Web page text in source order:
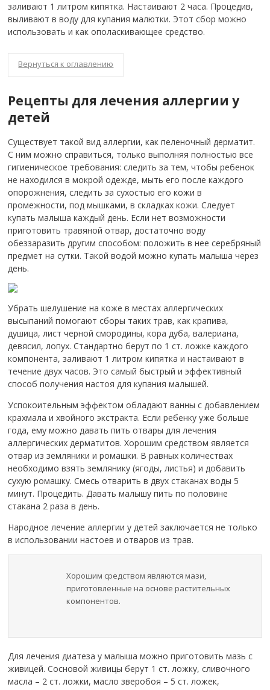
заливают 1 литром кипятка. Настаивают 2 часа. Процедив,
выливают в воду для купания малютки. Этот сбор можно
использовать и как ополаскивающее средство.
Вернуться к оглавлению
Рецепты для лечения аллергии у
детей
Существует такой вид аллергии, как пеленочный дерматит.
С ним можно справиться, только выполняя полностью все
гигиеническое требования: следить за тем, чтобы ребенок
не находился в мокрой одежде, мыть его после каждого
опорожнения, следить за сухостью его кожи в
промежности, под мышками, в складках кожи. Следует
купать малыша каждый день. Если нет возможности
приготовить травяной отвар, достаточно воду
обеззаразить другим способом: положить в нее серебряный
предмет на сутки. Такой водой можно купать малыша через
день.
Убрать шелушение на коже в местах аллергических
высыпаний помогают сборы таких трав, как крапива,
душица, лист черной смородины, кора дуба, валериана,
девясил, лопух. Стандартно берут по 1 ст. ложке каждого
компонента, заливают 1 литром кипятка и настаивают в
течение двух часов. Это самый быстрый и эффективный
способ получения настоя для купания малышей.
Успокоительным эффектом обладают ванны с добавлением
крахмала и хвойного экстракта. Если ребенку уже больше
года, ему можно давать пить отвары для лечения
аллергических дерматитов. Хорошим средством является
отвар из земляники и ромашки. В равных количествах
необходимо взять землянику (ягоды, листья) и добавить
сухую ромашку. Смесь отварить в двух стаканах воды 5
минут. Процедить. Давать малышу пить по половине
стакана 2 раза в день.
Народное лечение аллергии у детей заключается не только
в использовании настоев и отваров из трав.
Хорошим средством являются мази,
приготовленные на основе растительных
компонентов.
Для лечения диатеза у малыша можно приготовить мазь с
живицей. Сосновой живицы берут 1 ст. ложку, сливочного
масла – 2 ст. ложки, масло зверобоя – 5 ст. ложек,